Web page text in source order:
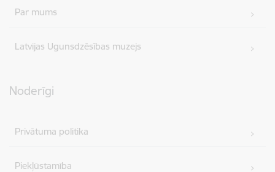
Par mums
Latvijas Ugunsdzēsības muzejs
Noderīgi
Privātuma politika
Piekļūstamība